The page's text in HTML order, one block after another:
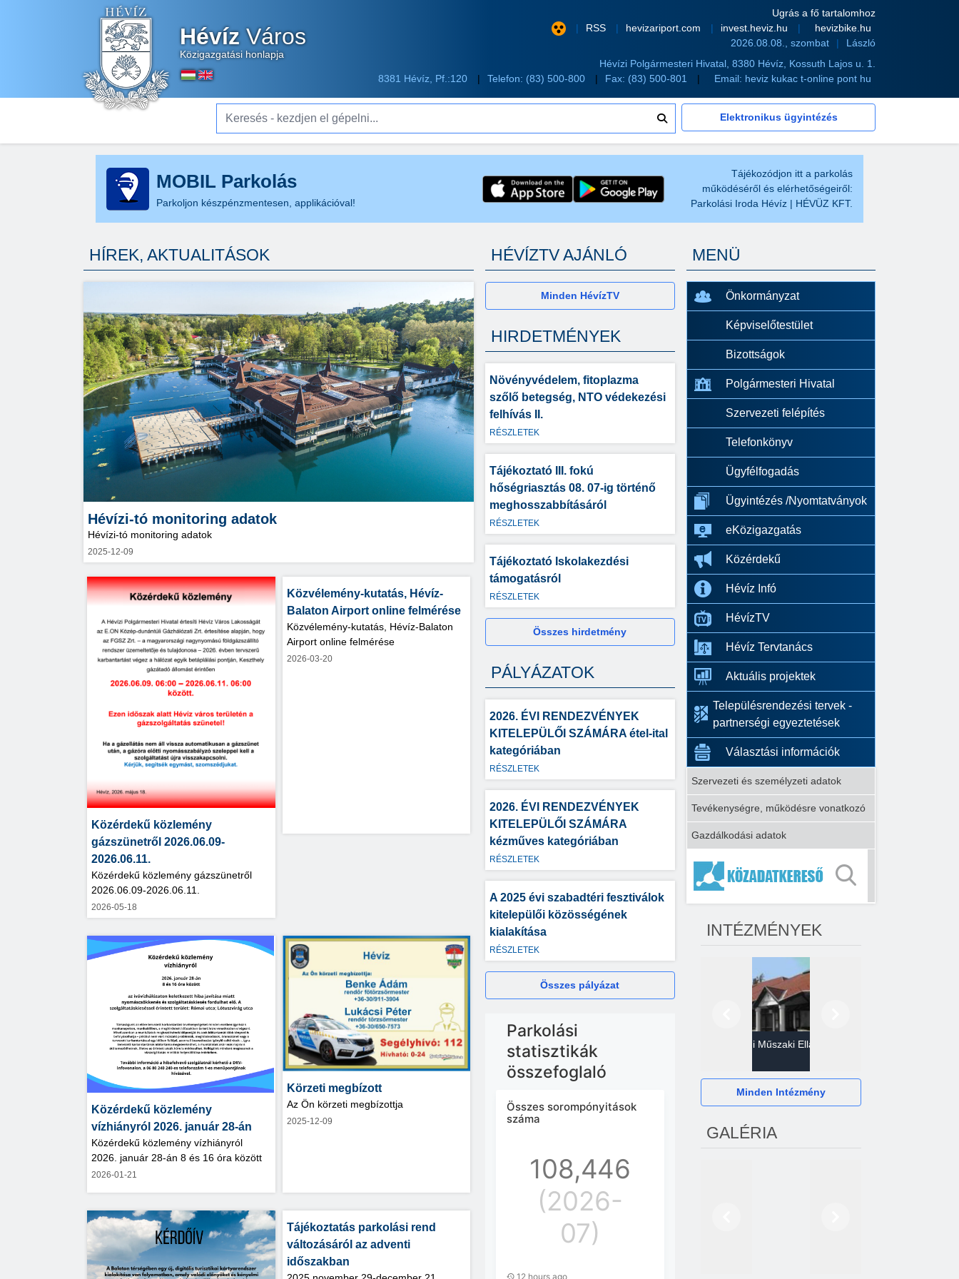
HévízVáros
Közigazgatási honlapja
Ugrás a fő tartalomhoz
RSS
hevizariport.com invest.heviz.hu
hevizbike.hu
2026.08.08., szombat
László
Hévízi Polgármesteri Hivatal, 8380 Hévíz, Kossuth Lajos u. 1.
8381 Hévíz, Pf.:120
Telefon: (83) 500-800 Fax: (83) 500-801 Email: heviz kukac t-online pont hu
Keresés - kezdjen el gépelni...
Elektronikus ügyintézés
MOBIL Parkolás
Parkoljon készpénzmentesen, applikációval!
Tájékozódjon itt a parkolás
működéséről és elérhetőségeiről:
Parkolási Iroda Hévíz | HÉVÜZ KFT.
HÍREK, AKTUALITÁSOK
Hévízi-tó monitoring adatok
Hévízi-tó monitoring adatok
2025-12-09
Közérdekű közlemény
gázszünetről 2026.06.09-
2026.06.11.
Közérdekű közlemény gázszünetről
2026.06.09-2026.06.11.
2026-05-18
Közvélemény-kutatás, Hévíz-
Balaton Airport online felmérése
Közvélemény-kutatás, Hévíz-Balaton
Airport online felmérése
2026-03-20
Közérdekű közlemény
vízhiányról 2026. január 28-án
Közérdekű közlemény vízhiányról
2026. január 28-án 8 és 16 óra között
2026-01-21
Körzeti megbízott
Az Ön körzeti megbízottja
2025-12-09
Tájékoztatás parkolási rend
változásáról az adventi
időszakban
HÉVÍZTV AJÁNLÓ
Minden HévízTV
HIRDETMÉNYEK
Növényvédelem, fitoplazma
szőlő betegség, NTO védekezési
felhívás II.
RÉSZLETEK
Tájékoztató III. fokú
hőségriasztás 08. 07-ig történő
meghosszabbításáról
RÉSZLETEK
Tájékoztató Iskolakezdési
támogatásról
RÉSZLETEK
Összes hirdetmény
PÁLYÁZATOK
2026. ÉVI RENDEZVÉNYEK
KITELEPÜLŐI SZÁMÁRA étel-ital
kategóriában
RÉSZLETEK
2026. ÉVI RENDEZVÉNYEK
KITELEPÜLŐI SZÁMÁRA
kézműves kategóriában
RÉSZLETEK
A 2025 évi szabadtéri fesztiválok
kitelepülői közösségének
kialakítása
RÉSZLETEK
Összes pályázat
MENÜ
Önkormányzat
Képviselőtestület
Bizottságok
Polgármesteri Hivatal
Szervezeti felépítés
Telefonkönyv
Ügyfélfogadás
Ügyintézés /Nyomtatványok
eKözigazgatás
Közérdekű
Hévíz Infó
HévízTV
Hévíz Tervtanács
Aktuális projektek
Településrendezési tervek -
partnerségi egyeztetések
Választási információk
Szervezeti és személyzeti adatok
Tevékenységre, működésre vonatkozó
Gazdálkodási adatok
INTÉZMÉNYEK
Parkolási iroda
Gazdasági Műszaki Ellátó
Minden Intézmény
GALÉRIA